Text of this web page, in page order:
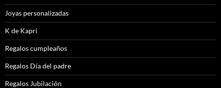
Joyas personalizadas
K de Kapri
Regalos cumpleaños
Regalos Día del padre
Regalos Jubilación